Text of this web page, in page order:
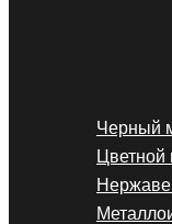
Черный
Цветной